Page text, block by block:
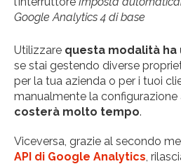
Google Analytics 4 di base
Utilizzare questa modalità
se stai gestendo diverse
per la tua azienda o per i tuoi
manualmente la
costerà molto tempo.
Viceversa, grazie al secondo
API di Google Analytics,